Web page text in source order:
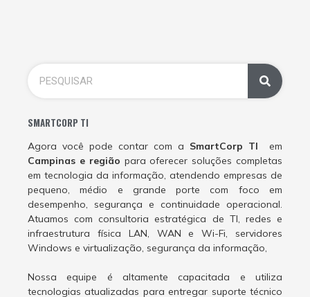
SMARTCORP TI
Agora você pode contar com a SmartCorp TI em
Campinas e região para oferecer soluções completas
em tecnologia da informação, atendendo empresas de
pequeno, médio e grande porte com foco em
desempenho, segurança e continuidade operacional.
Atuamos com consultoria estratégica de TI, redes e
infraestrutura física LAN, WAN e Wi-Fi, servidores
Windows e virtualização, segurança da informação,
Nossa equipe é altamente capacitada e utiliza
tecnologias atualizadas para entregar suporte técnico